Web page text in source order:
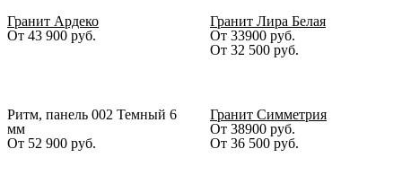
Гранит Ардеко
От 43 900 руб.
Гранит Лира Белая
От 33900 руб.
От 32 500 руб.
Ритм, панель 002 Темный 6
мм
От 52 900 руб.
Гранит Симметрия
От 38900 руб.
От 36 500 руб.